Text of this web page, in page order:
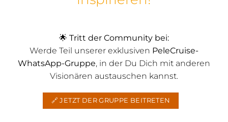
🌟 Tritt der Community bei:
Werde Teil unserer exklusiven PeleCruise-
WhatsApp-Gruppe, in der Du Dich mit anderen
Visionären austauschen kannst.
🔗 JETZT DER GRUPPE BEITRETEN